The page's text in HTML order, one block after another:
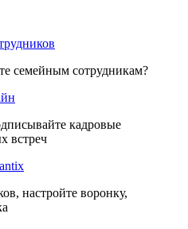
семейным сотрудникам?
кадровые
встреч
настройте воронку,